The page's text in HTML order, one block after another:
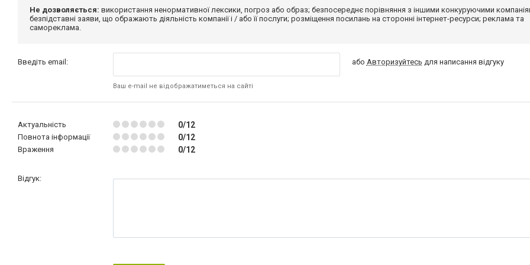
Не дозволяється: використання ненормативної лексики, погроз або образ; безпосереднє порівняння з іншими конкуруючими
безпідставні заяви, що ображають діяльність компанії і / або її послуги; розміщення посилань на сторонні інтернет-ресурси; реклама та
самореклама.
Введіть email:
Ваш e-mail не відображатиметься на сайті
або Авторизуйтесь для написання відгуку
Актуальність 0/12
Повнота інформації 0/12
Враження 0/12
Відгук: